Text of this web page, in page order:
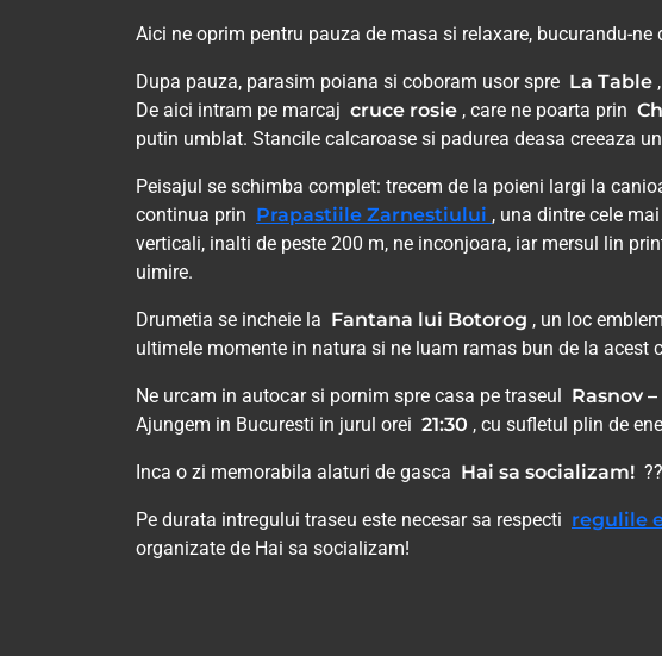
Aici ne oprim pentru pauza de masa si relaxare, bucurandu-
Dupa pauza, parasim poiana si coboram usor spre La Table
De aici intram pe marcaj cruce rosie , care ne poarta prin
putin umblat. Stancile calcaroase si padurea deasa creeaza
Peisajul se schimba complet: trecem de la poieni largi la
continua prin Prapastiile Zarnestiului , una dintre cele
verticali, inalti de peste 200 m, ne inconjoara, iar mersul lin
uimire.
Drumetia se incheie la Fantana lui Botorog , un loc
ultimele momente in natura si ne luam ramas bun de la acest
Ne urcam in autocar si pornim spre casa pe traseul Rasnov
Ajungem in Bucuresti in jurul orei 21:30 , cu sufletul plin de
Inca o zi memorabila alaturi de gasca Hai sa socializam!
Pe durata intregului traseu este necesar sa respecti regulile
organizate de Hai sa socializam!